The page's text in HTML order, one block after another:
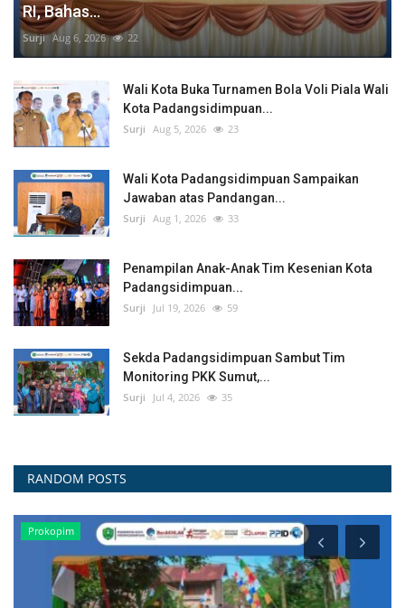
RI, Bahas...
Surji Aug 6, 2026 22
Wali Kota Buka Turnamen Bola Voli Piala Wali
Kota Padangsidimpuan...
Surji Aug 5, 2026 23
Wali Kota Padangsidimpuan Sampaikan
Jawaban atas Pandangan...
Surji Aug 1, 2026 33
Penampilan Anak-Anak Tim Kesenian Kota
Padangsidimpuan...
Surji Jul 19, 2026 59
Sekda Padangsidimpuan Sambut Tim
Monitoring PKK Sumut,...
Surji Jul 4, 2026 35
RANDOM POSTS
PENGUMUMAN/HIMBAUAN